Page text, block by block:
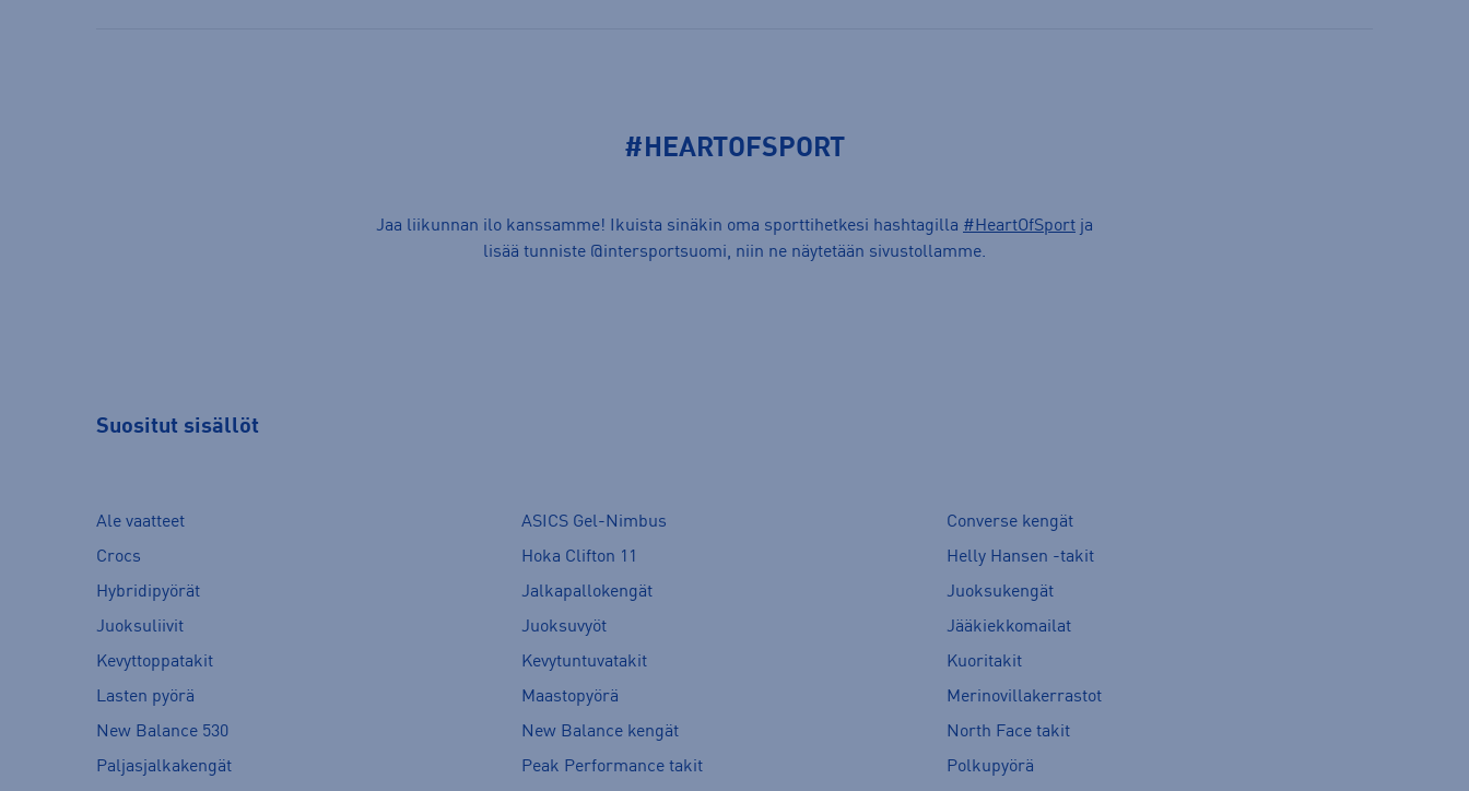
#HEARTOFSPORT
Jaa liikunnan ilo kanssamme! Ikuista sinäkin oma sporttihetkesi hashtagilla #HeartOfSport ja
lisää tunniste @intersportsuomi, niin ne näytetään sivustollamme.
Suositut sisällöt
Ale vaatteet ASICS Gel-Nimbus
Converse kengät
Crocs
Hoka Clifton 11
Helly Hansen -takit
Hybridipyörät
Jalkapallokengät
Juoksukengät
Juoksuliivit
Juoksuvyöt
Jääkiekkomailat
Kevyttoppatakit
Kevytuntuvatakit
Kuoritakit
Lasten pyörä
Maastopyörä
Merinovillakerrastot
New Balance 530
New Balance kengät
North Face takit
Paljasjalkakengät
Peak Performance takit
Polkupyörä